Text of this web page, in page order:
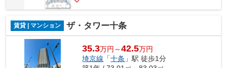
賃貸 | マンション ザ・タワー十条
35.3万円～42.5万円
埼京線 「十条 」駅 徒歩1分